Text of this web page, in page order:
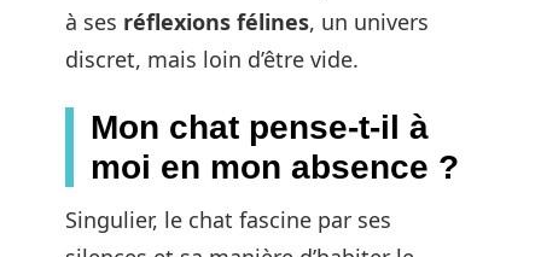
à ses réflexions félines, un univers
discret, mais loin d’être vide.
Mon chat pense-t-il à
moi en mon absence ?
Singulier, le chat fascine par ses